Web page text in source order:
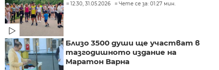
12:30, 31.05.2026 Чете се за: 01:27 мин.
Близо 3500 души ще участват в
тазгодишното издание на
Маратон Варна